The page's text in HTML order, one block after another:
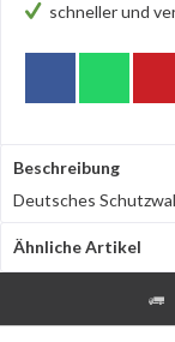
schneller und
Beschreibung
Deutsches
Ähnliche Artikel